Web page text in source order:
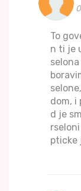
To
n ti je
dom, i
d je
pticke